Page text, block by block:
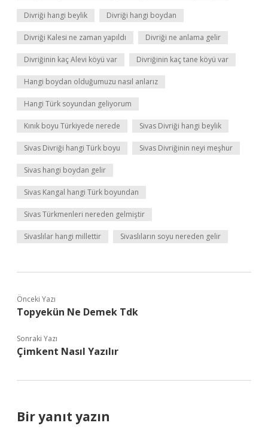
Divriği hangi beylik Divriği hangi boydan
Divriği Kalesi ne zaman yapıldı Divriği ne anlama gelir
Divriğinin kaç Alevi köyü var Divriğinin kaç tane köyü var
Hangi boydan olduğumuzu nasıl anlarız
Hangi Türk soyundan geliyorum
Kınık boyu Türkiyede nerede Sivas Divriği hangi beylik
Sivas Divriği hangi Türk boyu Sivas Divriğinin neyi meşhur
Sivas hangi boydan gelir
Sivas Kangal hangi Türk boyundan
Sivas Türkmenleri nereden gelmiştir
Sivaslılar hangi millettir Sivaslıların soyu nereden gelir
Önceki Yazı
Topyekün Ne Demek Tdk
Sonraki Yazı
Çimkent Nasıl Yazılır
Bir yanıt yazın